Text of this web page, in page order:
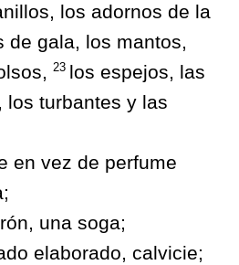
los adornos de la
de gala, los mantos,
23 los espejos, las
los turbantes y las
en vez de perfume
una soga;
elaborado, calvicie;